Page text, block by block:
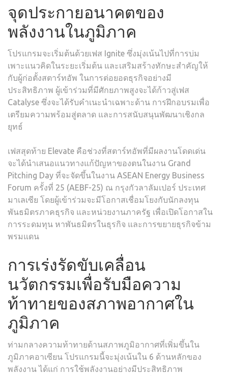
จุดประกายอนาคตของ
พลังงานในภูมิภาค
โปรแกรมจะเริ่มต้นด้วยเฟส Ignite ซึ่งมุ่งเน้นไปที่การบ่ม
เพาะแนวคิดในระยะเริ่มต้น และเสริมสร้างทักษะสำคัญให้
กับผู้ก่อตั้งสตาร์ทอัพ ในการต่อยอดธุรกิจอย่างมี
ประสิทธิภาพ ผู้เข้าร่วมที่มีศักยภาพสูงจะได้ก้าวสู่เฟส
Catalyse ซึ่งจะได้รับคำเนะนำเฉพาะด้าน การฝึกอบรมเพื่อ
เตรียมความพร้อมสู่ตลาด และการสนับสนุนพัฒนาเชิงกล
ยุทธ์
เฟสสุดท้าย Elevate คือช่วงที่สตาร์ทอัพที่มีผลงานโดดเด่น
จะได้นำเสนอแนวทางแก้ปัญหาของตนในงาน Grand
Pitching Day ที่จะจัดขึ้นในงาน ASEAN Energy Business
Forum ครั้งที่ 25 (AEBF-25) ณ กรุงกัวลาลัมเปอร์ ประเทศ
มาเลเซีย โดยผู้เข้าร่วมจะมีโอกาสเชื่อมโยงกับนักลงทุน
พันธมิตรภาคธุรกิจ และหน่วยงานภาครัฐ เพื่อเปิดโอกาสใน
การระดมทุน หาพันธมิตรในธุรกิจ และการขยายธุรกิจข้าม
พรมแดน
การเร่งรัดขับเคลื่อน
นวัตกรรมเพื่อรับมือความ
ท้าทายของสภาพอากาศใน
ภูมิภาค
ท่ามกลางความท้าทายด้านสภาพภูมิอากาศที่เพิ่มขึ้นใน
ภูมิภาคอาเซียน โปรแกรมนี้จะมุ่งเน้นใน 6 ด้านหลักของ
พลังงาน ได้แก่ การใช้พลังงานอย่างมีประสิทธิภาพ